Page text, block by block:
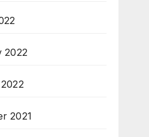
2022
2021